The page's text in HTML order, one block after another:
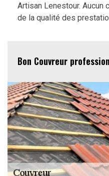
Artisan Lenestour. Aucun
de la qualité des
Bon Couvreur